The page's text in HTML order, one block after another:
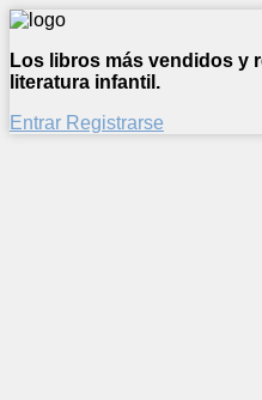
Los libros más vendidos y
literatura infantil.
Entrar Registrarse